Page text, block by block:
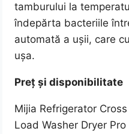
tamburului la
îndepărta bacteriile
automată a ușii, care
ușa.
Preț și disponibilitate
Mijia Refrigerator
Load Washer Dryer